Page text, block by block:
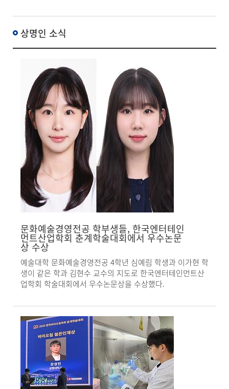
상명인 소식
문화예술경영전공 학부생들, 한국엔터테인
먼트산업학회 춘계학술대회에서 우수논문
상 수상
예술대학 문화예술경영전공 4학년 심예림 학생과 이가현 학
생이 같은 학과 김현수 교수의 지도로 한국엔터테인먼트산
업학회 학술대회에서 우수논문상을 수상했다.